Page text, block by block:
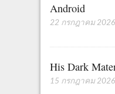
Android
22 กรกฎาคม 2026
His Dark
15 กรกฎาคม 2026